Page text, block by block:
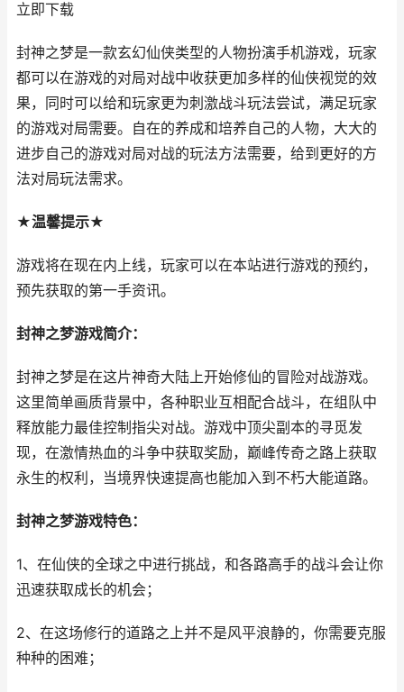
立即下载
封神之梦是一款玄幻仙侠类型的人物扮演手机游戏，玩家
都可以在游戏的对局对战中收获更加多样的仙侠视觉的效
果，同时可以给和玩家更为刺激战斗玩法尝试，满足玩家
的游戏对局需要。自在的养成和培养自己的人物，大大的
进步自己的游戏对局对战的玩法方法需要，给到更好的方
法对局玩法需求。
★温馨提示★
游戏将在现在内上线，玩家可以在本站进行游戏的预约，
预先获取的第一手资讯。
封神之梦游戏简介：
封神之梦是在这片神奇大陆上开始修仙的冒险对战游戏。
这里简单画质背景中，各种职业互相配合战斗，在组队中
释放能力最佳控制指尖对战。游戏中顶尖副本的寻觅发
现，在激情热血的斗争中获取奖励，巅峰传奇之路上获取
永生的权利，当境界快速提高也能加入到不朽大能道路。
封神之梦游戏特色：
1、在仙侠的全球之中进行挑战，和各路高手的战斗会让你
迅速获取成长的机会；
2、在这场修行的道路之上并不是风平浪静的，你需要克服
种种的困难；